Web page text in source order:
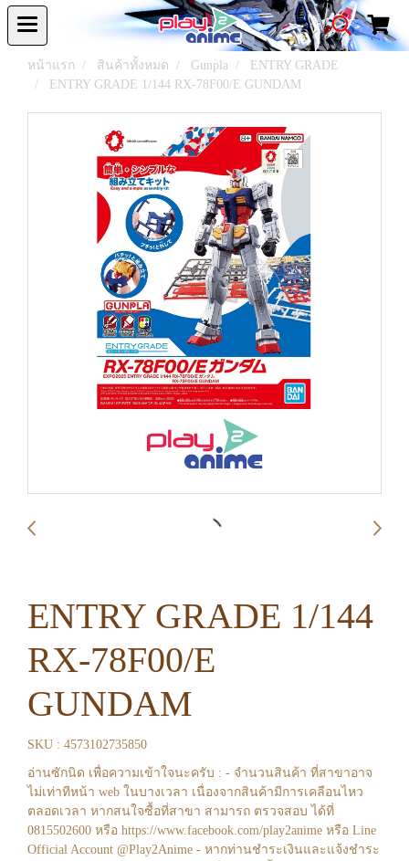
หน้าแรก สินค้าทั้งหมด Gunpla
ENTRY GRADE
ENTRY GRADE 1/144 RX-78F00/E GUNDAM
ENTRY GRADE 1/144
RX-78F00/E
GUNDAM
SKU : 4573102735850
อ่านซักนิด เพื่อความเข้าใจนะครับ : - จำนวนสินค้า ที่สาขาอาจ
ไม่เท่าทีหน้า web ในบางเวลา เนื่องจากสินค้ามีการเคลือนไหว
ตลอดเวลา หากสนใจซื้อที่สาขา สามารถ ตรวจสอบ ได้ที่
0815502600 หรือ https://www.facebook.com/play2anime หรือ Line
Official Account @Play2Anime - หากท่านชำระเงินและแจ้งชำระ